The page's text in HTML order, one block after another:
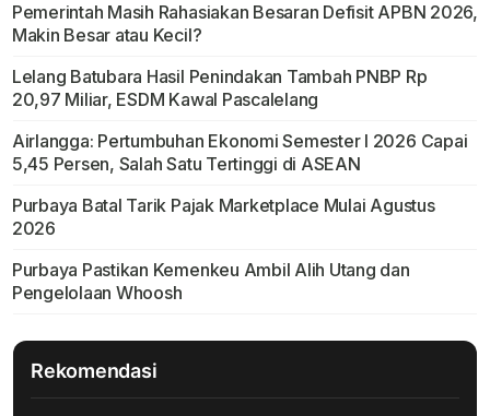
Pemerintah Masih Rahasiakan Besaran Defisit APBN 2026,
Makin Besar atau Kecil?
Lelang Batubara Hasil Penindakan Tambah PNBP Rp
20,97 Miliar, ESDM Kawal Pascalelang
Airlangga: Pertumbuhan Ekonomi Semester I 2026 Capai
5,45 Persen, Salah Satu Tertinggi di ASEAN
Purbaya Batal Tarik Pajak Marketplace Mulai Agustus
2026
Purbaya Pastikan Kemenkeu Ambil Alih Utang dan
Pengelolaan Whoosh
Rekomendasi